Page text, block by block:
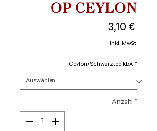
OP CEYLON
3,10 €Preis
inkl. MwSt.
Ceylon/Schwarztee kbA *
Anzahl *